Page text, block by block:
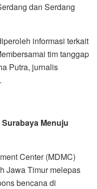
dan Serdang
informasi terkait
tim tanggap
Putra, jurnalis
Menuju
Center (MDMC)
Jawa Timur melepas
bencana di